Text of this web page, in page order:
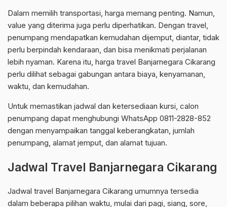
Dalam memilih transportasi, harga memang penting. Namun,
value yang diterima juga perlu diperhatikan. Dengan travel,
penumpang mendapatkan kemudahan dijemput, diantar, tidak
perlu berpindah kendaraan, dan bisa menikmati perjalanan
lebih nyaman. Karena itu, harga travel Banjarnegara Cikarang
perlu dilihat sebagai gabungan antara biaya, kenyamanan,
waktu, dan kemudahan.
Untuk memastikan jadwal dan ketersediaan kursi, calon
penumpang dapat menghubungi WhatsApp 0811-2828-852
dengan menyampaikan tanggal keberangkatan, jumlah
penumpang, alamat jemput, dan alamat tujuan.
Jadwal Travel Banjarnegara Cikarang
Jadwal travel Banjarnegara Cikarang umumnya tersedia
dalam beberapa pilihan waktu, mulai dari pagi, siang, sore,